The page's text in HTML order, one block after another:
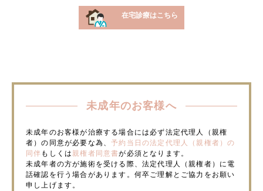
在宅診療はこちら
未成年のお客様へ
未成年のお客様が治療する場合には必ず法定代理人（親権
者）の同意が必要な為、予約当日の法定代理人（親権者）の
同伴 もしくは 親権者同意書が必須となります。
未成年者の方が施術を受ける際、法定代理人（親権者）に電
話確認を行う場合があります。何卒ご理解とご協力をお願い
申し上げます。